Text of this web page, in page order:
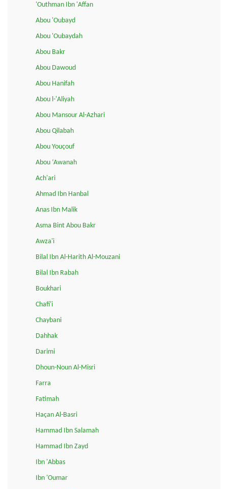
'Outhman Ibn 'Affan
Abou 'Oubayd
Abou 'Oubaydah
Abou Bakr
Abou Dawoud
Abou Hanifah
Abou l-'Aliyah
Abou Mansour Al-Azhari
Abou Qilabah
Abou Youçouf
Abou ‘Awanah
Ach'ari
Ahmad Ibn Hanbal
Anas Ibn Malik
Asma Bint Abou Bakr
Awza'i
Bilal Ibn Al-Harith Al-Mouzani
Bilal Ibn Rabah
Boukhari
Chafi'i
Chaybani
Dahhak
Darimi
Dhoun-Noun Al-Misri
Farra
Fatimah
Haçan Al-Basri
Hammad Ibn Salamah
Hammad Ibn Zayd
Ibn 'Abbas
Ibn 'Oumar